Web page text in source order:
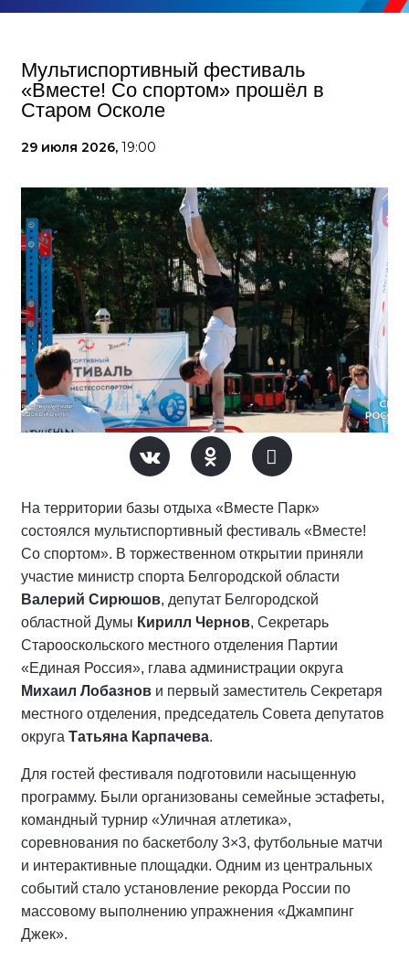
Мультиспортивный фестиваль
«Вместе! Со спортом» прошёл в
Старом Осколе
29 июля 2026, 19:00
На территории базы отдыха «Вместе Парк»
состоялся мультиспортивный фестиваль «Вместе!
Со спортом». В торжественном открытии приняли
участие министр спорта Белгородской области
Валерий Сирюшов, депутат Белгородской
областной Думы Кирилл Чернов, Секретарь
Старооскольского местного отделения Партии
«Единая Россия», глава администрации округа
Михаил Лобазнов и первый заместитель Секретаря
местного отделения, председатель Совета депутатов
округа Татьяна Карпачева.
Для гостей фестиваля подготовили насыщенную
программу. Были организованы семейные эстафеты,
командный турнир «Уличная атлетика»,
соревнования по баскетболу 3×3, футбольные матчи
и интерактивные площадки. Одним из центральных
событий стало установление рекорда России по
массовому выполнению упражнения «Джампинг
Джек».